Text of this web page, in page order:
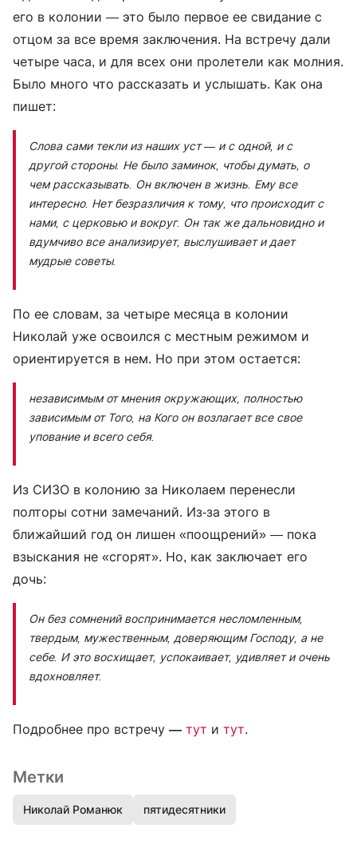
его в колонии — это было первое ее свидание с
отцом за все время заключения. На встречу дали
четыре часа, и для всех они пролетели как молния.
Было много что рассказать и услышать. Как она
пишет:
Слова сами текли из наших уст — и с одной, и с
другой стороны. Не было заминок, чтобы думать, о
чем рассказывать. Он включен в жизнь. Ему все
интересно. Нет безразличия к тому, что происходит с
нами, с церковью и вокруг. Он так же дальновидно и
вдумчиво все анализирует, выслушивает и дает
мудрые советы.
По ее словам, за четыре месяца в колонии
Николай уже освоился с местным режимом и
ориентируется в нем. Но при этом остается:
независимым от мнения окружающих, полностью
зависимым от Того, на Кого он возлагает все свое
упование и всего себя.
Из СИЗО в колонию за Николаем перенесли
полторы сотни замечаний. Из-за этого в
ближайший год он лишен «поощрений» — пока
взыскания не «сгорят». Но, как заключает его
дочь:
Он без сомнений воспринимается несломленным,
твердым, мужественным, доверяющим Господу, а не
себе. И это восхищает, успокаивает, удивляет и очень
вдохновляет.
Подробнее про встречу — тут и тут.
Метки
Николай Романюк пятидесятники